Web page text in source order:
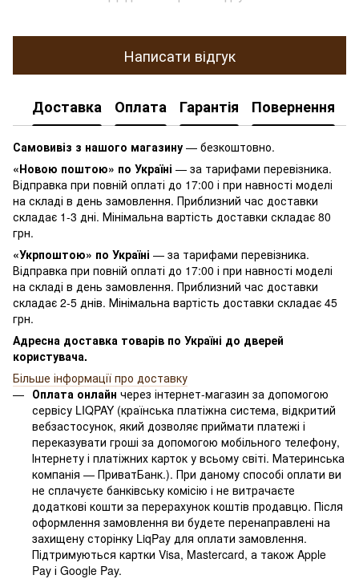
Написати відгук
Доставка Оплата Гарантія Повернення
Самовивіз з нашого магазину — безкоштовно.
«Новою поштою» по Україні — за тарифами перевізника.
Відправка при повній оплаті до 17:00 і при навності моделі
на складі в день замовлення. Приблизний час доставки
складає 1-3 дні. Мінімальна вартість доставки складає 80
грн.
«Укрпоштою» по Україні — за тарифами перевізника.
Відправка при повній оплаті до 17:00 і при навності моделі
на складі в день замовлення. Приблизний час доставки
складає 2-5 днів. Мінімальна вартість доставки складає 45
грн.
Адресна доставка товарів по Україні до дверей
користувача.
Більше інформації про доставку
Оплата онлайн через інтернет-магазин за допомогою
сервісу LIQPAY (країнська платіжна система, відкритий
вебзастосунок, який дозволяє приймати платежі і
переказувати гроші за допомогою мобільного телефону,
Інтернету і платіжних карток у всьому світі. Материнська
компанія — ПриватБанк.). При даному способі оплати ви
не сплачуєте банківську комісію і не витрачаєте
додаткові кошти за перерахунок коштів продавцю. Після
оформлення замовлення ви будете перенаправлені на
захищену сторінку LiqPay для оплати замовлення.
Підтримуються картки Visa, Mastercard, а також Apple
Pay і Google Pay.